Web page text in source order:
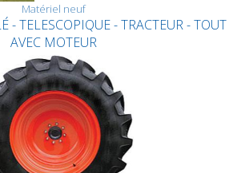
Matériel neuf
- TELESCOPIQUE - TRACTEUR - TOUT
AVEC MOTEUR